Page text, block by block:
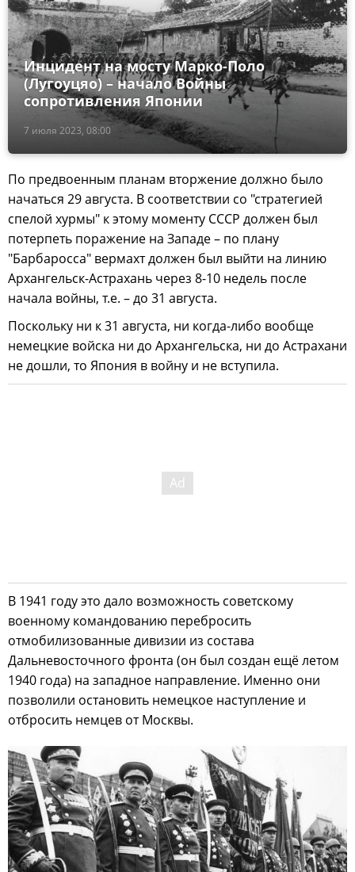
7 июля 2023, 08:00
Инцидент на мосту Марко-Поло
(Лугоуцяо) – начало Войны
сопротивления Японии
По предвоенным планам вторжение должно было
начаться 29 августа. В соответствии со "стратегией
спелой хурмы" к этому моменту СССР должен был
потерпеть поражение на Западе – по плану
"Барбаросса" вермахт должен был выйти на линию
Архангельск-Астрахань через 8-10 недель после
начала войны, т.е. – до 31 августа.
Поскольку ни к 31 августа, ни когда-либо вообще
немецкие войска ни до Архангельска, ни до Астрахани
не дошли, то Япония в войну и не вступила.
В 1941 году это дало возможность советскому
военному командованию перебросить
отмобилизованные дивизии из состава
Дальневосточного фронта (он был создан ещё летом
1940 года) на западное направление. Именно они
позволили остановить немецкое наступление и
отбросить немцев от Москвы.